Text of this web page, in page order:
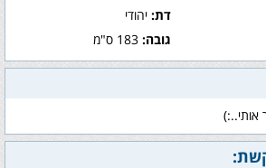
דת:יהודי
גובה:183 ס"מ
אותי..:)